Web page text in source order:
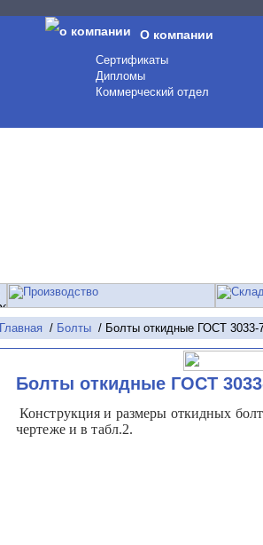
О компании
Сертификаты
Дипломы
Коммерческий отдел
Главная / Болты / Болты откидные ГОСТ 3033-
Болты откидные ГОСТ
Конструкция и размеры откидных
чертеже и в табл.2.